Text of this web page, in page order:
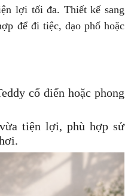
lợi tối đa. Thiết kế sang
để đi tiệc, dạo phố hoặc
cổ điển hoặc phong
tiện lợi, phù hợp sử